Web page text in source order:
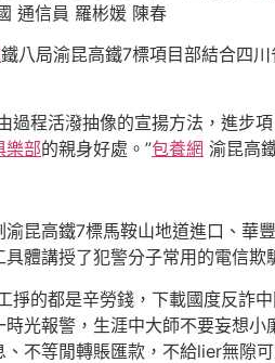
通信員 羅彬媛 陳春
鐵八局渝昆高鐵7標項目部結合四
過程活潑抽像的宣揚方法，進步
樂部的親身好處。”包養網 渝昆高
昆高鐵7標馬鞍山地道進口、華
體講授了犯警分子常用的電信欺
掙的都是辛勞錢，下載國度反詐
光報警，生涯中大師不要妄想
不等閒轉賬匯款，不給lier無隙